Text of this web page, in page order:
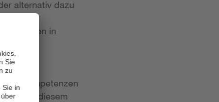
alternativ dazu
ist in der
in
und Kompetenzen
Aus diesem